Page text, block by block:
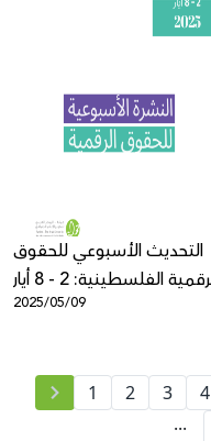
التحديث الأسبوعي للحقوق
الفلسطينية: 2 - 8 أيار
2025/05/09
1 2 3 4
...